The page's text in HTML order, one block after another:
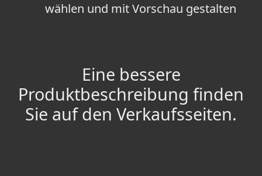
wählen und mit Vorschau gestalten
Eine bessere
Produktbeschreibung finden
Sie auf den Verkaufsseiten.